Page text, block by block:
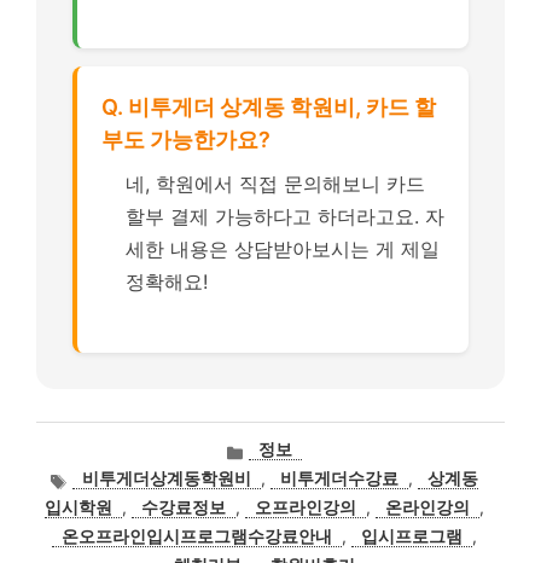
Q. 비투게더 상계동 학원비, 카드 할
부도 가능한가요?
네, 학원에서 직접 문의해보니 카드
할부 결제 가능하다고 하더라고요. 자
세한 내용은 상담받아보시는 게 제일
정확해요!
카
테
고
리
정보
태
그
비투게더상계동학원비 , 비투게더수강료 ,
상계동
입시학원
, 수강료정보 , 오프라인강의 , 온라인강의
,
온오프라인입시프로그램수강료안내
, 입시프로그램
,